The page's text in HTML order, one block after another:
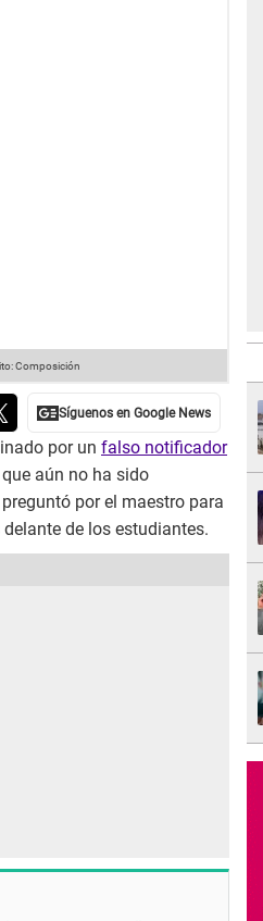
Composición
por un falso notificador
aún no ha sido
por el maestro para
de los estudiantes.